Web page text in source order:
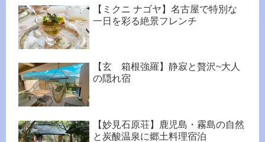
【ミクニ ナゴヤ】名古屋で特別な
一日を彩る絶景フレンチ
【玄 箱根強羅】静寂と贅沢~大人
の隠れ宿
【妙見石原荘】鹿児島・霧島の自然
と炭酸温泉に郷土料理宿泊